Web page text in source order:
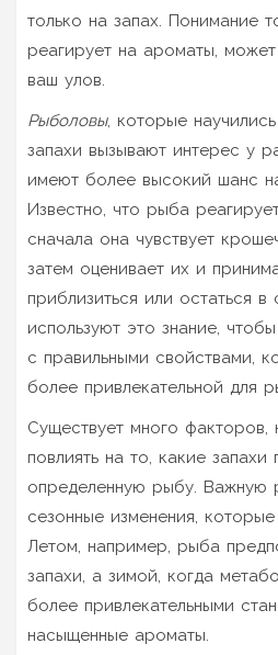
только на запах. Понимание
реагирует на ароматы, может
ваш улов.
Рыболовы, которые
запахи вызывают интерес у
имеют более высокий шанс
Известно, что рыба
сначала она чувствует
затем оценивает их и
приблизиться или остаться
используют это знание,
с правильными свойствами,
более привлекательной для
Существует много факторов,
повлиять на то, какие запахи
определенную рыбу. Важную
сезонные изменения,
Летом, например, рыба
запахи, а зимой, когда
более привлекательными
насыщенные ароматы.